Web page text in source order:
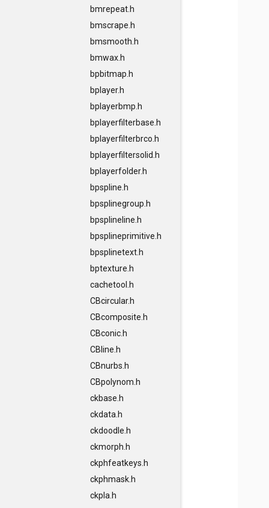
bmrepeat.h
bmscrape.h
bmsmooth.h
bmwax.h
bpbitmap.h
bplayer.h
bplayerbmp.h
bplayerfilterbase.h
bplayerfilterbrco.h
bplayerfiltersolid.h
bplayerfolder.h
bpspline.h
bpsplinegroup.h
bpsplineline.h
bpsplineprimitive.h
bpsplinetext.h
bptexture.h
cachetool.h
CBcircular.h
CBcomposite.h
CBconic.h
CBline.h
CBnurbs.h
CBpolynom.h
ckbase.h
ckdata.h
ckdoodle.h
ckmorph.h
ckphfeatkeys.h
ckphmask.h
ckpla.h